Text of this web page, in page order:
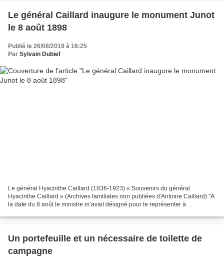
Le général Caillard inaugure le monument Junot
le 8 août 1898
Publié le 26/08/2019 à 16:25
Par Sylvain Dubief
Le général Hyacinthe Caillard (1836-1923) « Souvenirs du général
Hyacinthe Caillard » (Archives familiales non publiées d'Antoine Caillard) "A
la date du 8 août le ministre m’avait désigné pour le représenter à
Un portefeuille et un nécessaire de toilette de
campagne